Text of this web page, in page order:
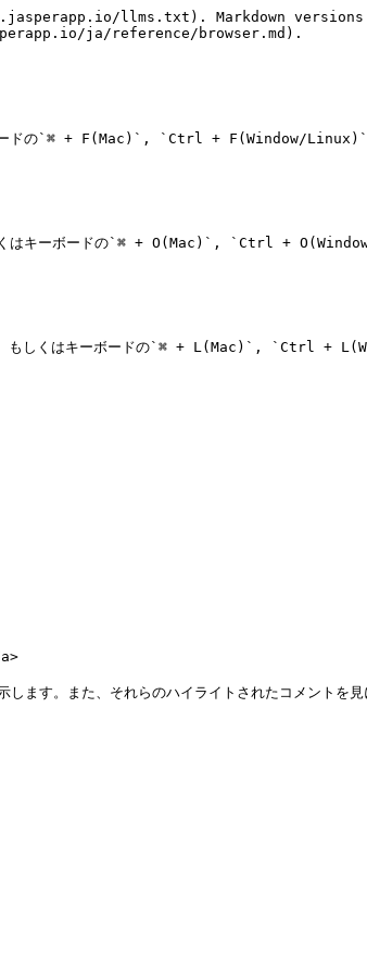
llms.txt). Markdown versions
ja/reference/browser.md).
ボードの`⌘ + F(Mac)`, `Ctrl + F(Window/Linux)`を
くはキーボードの`⌘ + O(Mac)`, `Ctrl +
。もしくはキーボードの`⌘ + L(Mac)`, `Ctrl +
ます。また、それらのハイライトされたコメントを見